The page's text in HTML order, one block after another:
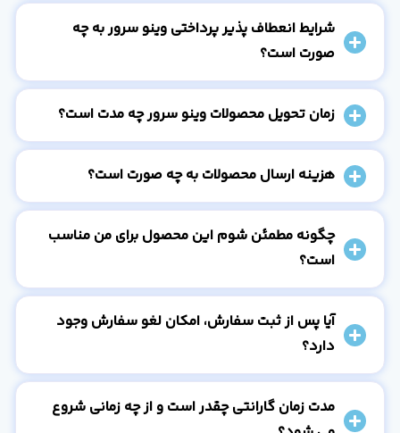
شرایط انعطاف پذیر پرداختی وینو سرور به چه
صورت است؟
زمان تحویل محصولات وینو سرور چه مدت است؟
هزینه ارسال محصولات به چه صورت است؟
چگونه مطمئن شوم این محصول برای من مناسب
است؟
آیا پس از ثبت سفارش، امکان لغو سفارش وجود
دارد؟
مدت زمان گارانتی چقدر است و از چه زمانی شروع